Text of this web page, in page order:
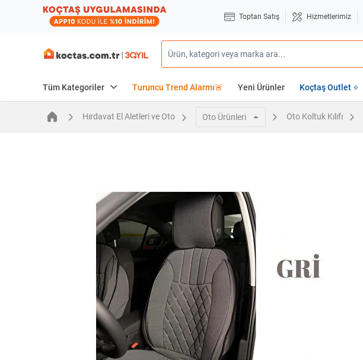
Toptan Satış Hizmetlerimiz
Tüm Kategoriler Turuncu Trend Alarmı🚨 Yeni Ürünler Koçtaş Outlet ⭐
Hırdavat El Aletleri ve Oto Oto Ürünleri Oto Koltuk Kılıfı